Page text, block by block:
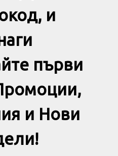
и
първи
и Нови